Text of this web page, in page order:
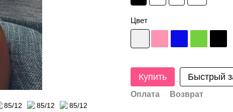
Цвет
Купить Быстрый
Оплата Возврат